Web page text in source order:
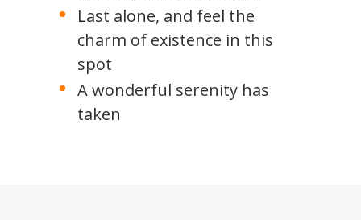
Last alone, and feel the
charm of existence in this
spot
A wonderful serenity has
taken